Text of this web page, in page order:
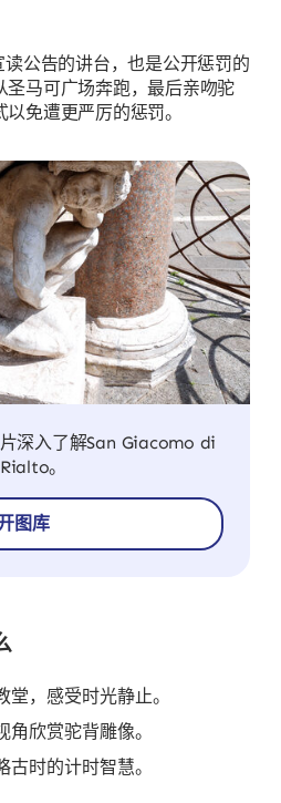
读公告的讲台，也是公开惩罚的
圣马可广场奔跑，最后亲吻驼
免遭更严厉的惩罚。
深入了解San Giacomo di
Rialto。
图库
，感受时光静止。
欣赏驼背雕像。
时的计时智慧。